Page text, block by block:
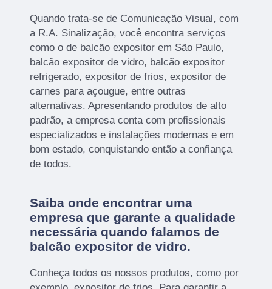
Quando trata-se de Comunicação Visual, com
a R.A. Sinalização, você encontra serviços
como o de balcão expositor em São Paulo,
balcão expositor de vidro, balcão expositor
refrigerado, expositor de frios, expositor de
carnes para açougue, entre outras
alternativas. Apresentando produtos de alto
padrão, a empresa conta com profissionais
especializados e instalações modernas e em
bom estado, conquistando então a confiança
de todos.
Saiba onde encontrar uma
empresa que garante a qualidade
necessária quando falamos de
balcão expositor de vidro.
Conheça todos os nossos produtos, como por